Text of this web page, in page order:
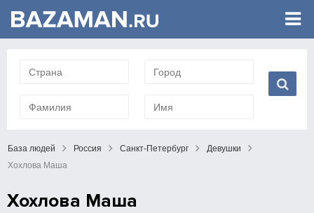
База людей Россия Санкт-Петербург
Девушки
Хохлова Маша
Хохлова Маша